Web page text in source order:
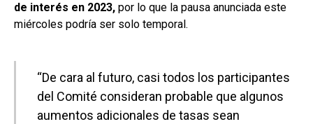
de interés en 2023, por lo que la pausa anunciada este
miércoles podría ser solo temporal.
“De cara al futuro, casi todos los participantes
del Comité consideran probable que algunos
aumentos adicionales de tasas sean